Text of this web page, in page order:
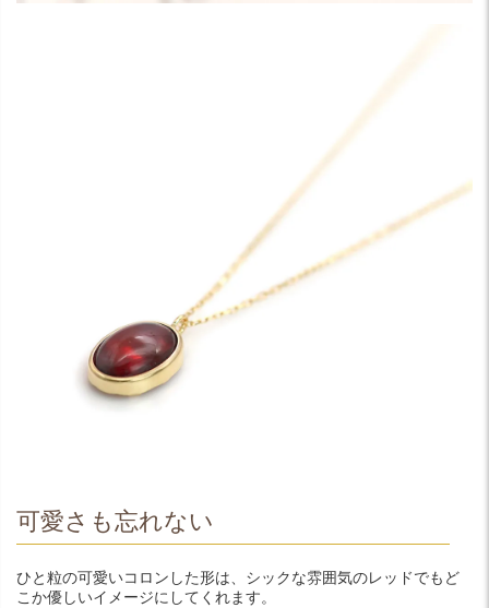
可愛さも忘れない
ひと粒の可愛いコロンした形は、シックな雰囲気のレッドでもど
こか優しいイメージにしてくれます。